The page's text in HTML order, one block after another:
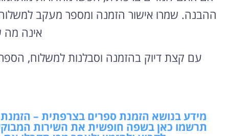
ההבנה. שמרו אישור הזמנה ומספר מעקב
אינה מה
עם קצת דיוק בהזמנה וסבלנות למשלוח,
מידע בנושא הזמנת ספרים בצרפתית –
תרשמו כאן בשפה חופשית את השירות